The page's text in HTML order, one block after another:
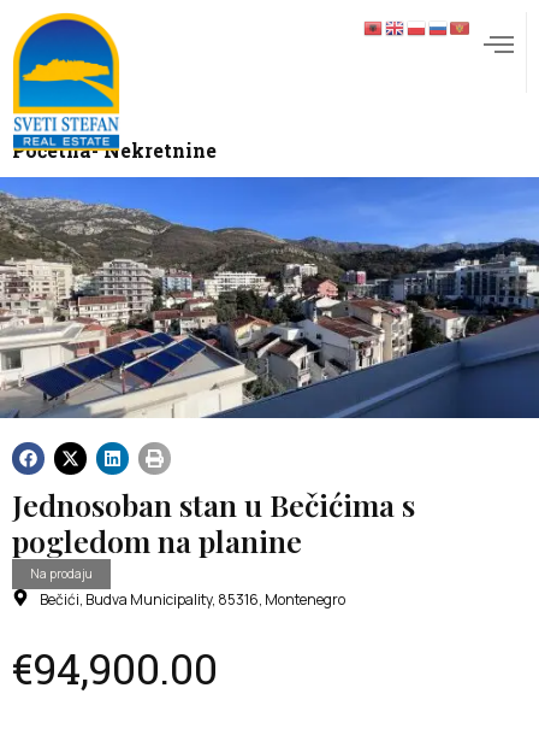
Početna- Nekretnine
Jednosoban stan u Bečićima s
pogledom na planine
Na prodaju
Bečići, Budva Municipality, 85316, Montenegro
€94,900.00